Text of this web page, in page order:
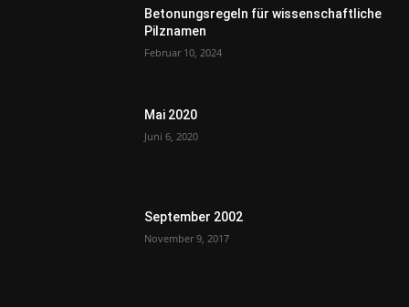
Betonungsregeln für wissenschaftliche
Pilznamen
Februar 10, 2024
Mai 2020
Juni 6, 2020
September 2002
November 9, 2017